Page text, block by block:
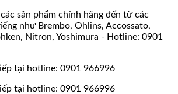
sản phẩm chính hãng đến từ các
như Brembo, Ohlins, Accossato,
Nitron, Yoshimura - Hotline: 0901
tại hotline: 0901 966996
tại hotline: 0901 966996